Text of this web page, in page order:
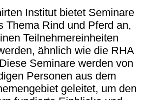
Institut bietet Seminare
Thema Rind und Pferd an,
Teilnehmereinheiten
ähnlich wie die RHA
Seminare werden von
Personen aus dem
geleitet, um den